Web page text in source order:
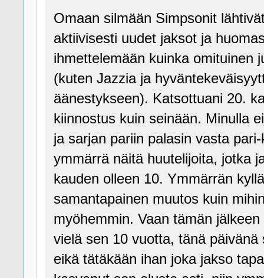
Omaan silmään Simpsonit
aktiivisesti uudet jaksot ja
ihmettelemään kuinka omituinen
(kuten Jazzia ja
äänestykseen). Katsottuani 20.
kiinnostus kuin seinään. Minulla
ja sarjan pariin palasin vasta
ymmärrä näitä huutelijoita, jotka
kauden olleen 10. Ymmärrän
samantapainen muutos kuin
myöhemmin. Vaan tämän
vielä sen 10 vuotta, tänä
eikä tätäkään ihan joka jakso